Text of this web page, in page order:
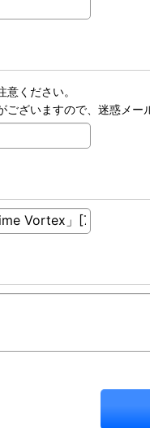
ください。
ざいますので、迷惑メー